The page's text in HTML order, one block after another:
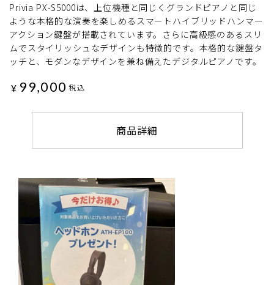
Privia PX-S5000は、上位機種と同じくグランドピアノと同じ
ような本格的な演奏を楽しめるスマートハイブリッドハンマー
アクション鍵盤が搭載されています。さらに高級感のあるスリ
ムでスタイリッシュなデザインも特徴的です。本格的な鍵盤タ
ッチと、モダンなデザインを兼ね備えたデジタルピアノです。
¥ 99,000 税込
商品詳細